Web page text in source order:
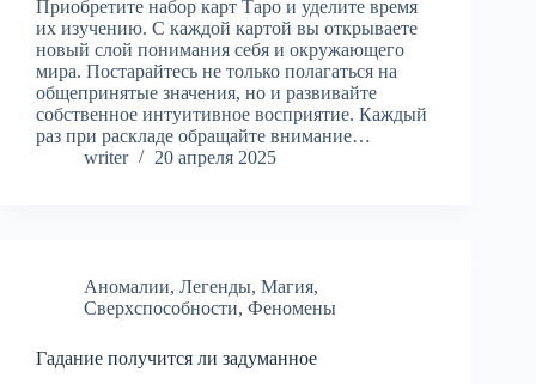
Приобретите набор карт Таро и уделите время
их изучению. С каждой картой вы открываете
новый слой понимания себя и окружающего
мира. Постарайтесь не только полагаться на
общепринятые значения, но и развивайте
собственное интуитивное восприятие. Каждый
раз при раскладе обращайте внимание…
writer
20 апреля 2025
Аномалии, Легенды, Магия,
Сверхспособности, Феномены
Гадание получится ли задуманное